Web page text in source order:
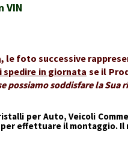
VIN
, le foto successive
spedire in giornata se il
possiamo soddisfare la Sua
per Auto, Veicoli
effettuare il montaggio.